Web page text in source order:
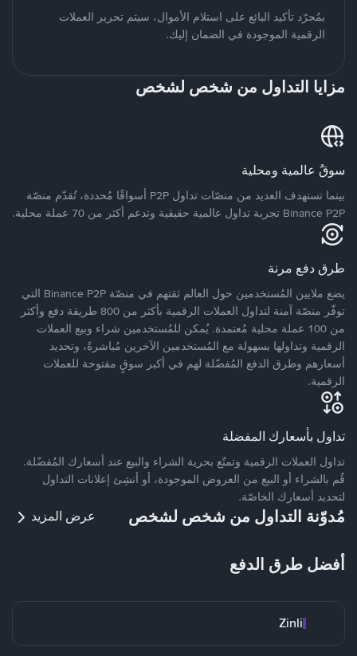
بمُجرّد تأكيد البائع على استلام الأموال، سيتم تحرير العملات
الرقمية الموجودة في الضمان إليك.
مزايا التداول من شخص لشخص
سوقٌ عالمية ومحلية
بينما تستهدف العديد من منصّات تداول P2P أسواقًا مُحددة، تُقدّم منصّة
Binance P2P تجربة تداول عالمية حقيقية وتدعم أكثر من 70 عملة محلية.
طرق دفع مرنة
يضع ملايين المُستخدمين حول العالم ثقتهم في منصّة Binance P2P التي
توفّر منصّة آمنة لتداول العملات الرقمية بأكثر من 800 طريقة دفع وأكثر
من 100 عملة محلية مُعتمدة. يُمكن للمُستخدمين شراء وبيع العملات
الرقمية وتداولها بسهولة مع المُستخدمين الآخرين مُباشرةً، وتحديد
أسعارهم وطرق الدفع المُفضّلة لهم في أكبر سوقٍ مفتوحة للعملات
الرقمية.
تداول بأسعارك المفضلة
تداول العملات الرقمية وتمتّع بحرية الشراء والبيع عند أسعارك المُفضّلة.
قُم بالشراء أو البيع من العروض الموجودة، أو أنشِئ إعلانات التداول
لتحديد أسعارك الخاصّة.
مُدوّنة التداول من شخص لشخص عرض المزيد
أفضل طرق الدفع
Zinli